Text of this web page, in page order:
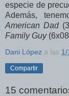
especie de
Además,
American Dad
Family Guy
Dani López a las
Compartir
15